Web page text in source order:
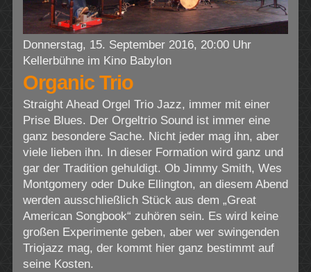
Donnerstag, 15. September 2016, 20:00 Uhr
Kellerbühne im Kino Babylon
Organic Trio
Straight Ahead Orgel Trio Jazz, immer mit einer
Prise Blues. Der Orgeltrio Sound ist immer eine
ganz besondere Sache. Nicht jeder mag ihn, aber
viele lieben ihn. In dieser Formation wird ganz und
gar der Tradition gehuldigt. Ob Jimmy Smith, Wes
Montgomery oder Duke Ellington, an diesem Abend
werden ausschließlich Stück aus dem „Great
American Songbook“ zuhören sein. Es wird keine
großen Experimente geben, aber wer swingenden
Triojazz mag, der kommt hier ganz bestimmt auf
seine Kosten.